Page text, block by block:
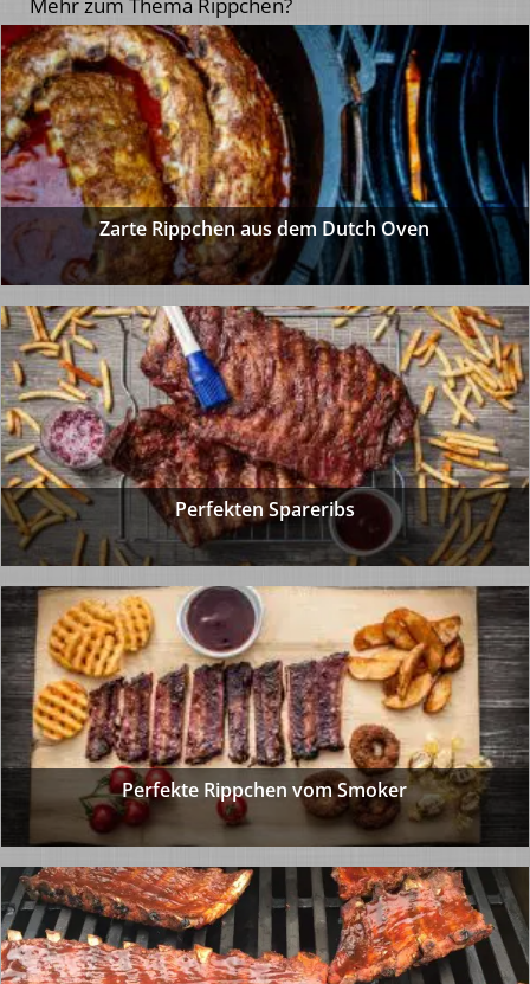
Zarte Rippchen aus dem Dutch Oven
Perfekten Spareribs
Perfekte Rippchen vom Smoker